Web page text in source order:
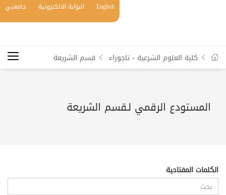
English البوابة الالكترونية جامعتي
كلية العلوم الشرعية - تاجوراء قسم الشريعة
المستودع الرقمي لـقسم الشريعة
الكلمات المفتاحية